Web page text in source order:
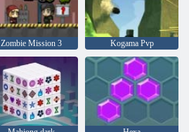
Zombie Mission 3 Kogama Pvp